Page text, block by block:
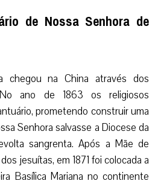
de Nossa Senhora de
chegou na China através dos
No ano de 1863 os religiosos
prometendo construir uma
Senhora salvasse a Diocese da
sangrenta. Após a Mãe de
jesuítas, em 1871 foi colocada a
Basílica Mariana no continente